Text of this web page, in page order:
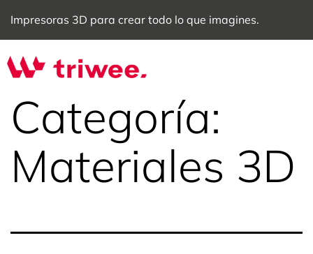
Impresoras 3D para crear todo lo que imagines.
Categoría:
Materiales 3D